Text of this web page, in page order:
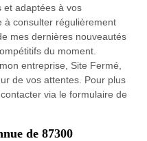
et adaptées à vos
à consulter régulièrement
mes dernières nouveautés
du moment.
entreprise, Site Fermé,
de vos attentes. Pour plus
via le formulaire de
de 87300